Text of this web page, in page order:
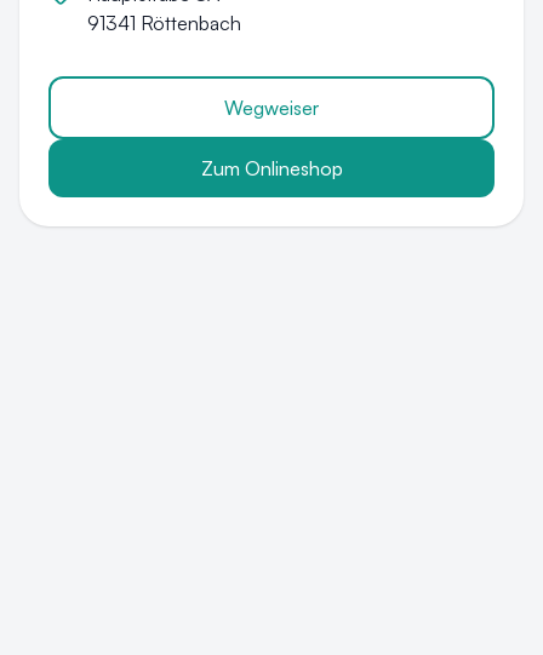
91341 Röttenbach
Wegweiser
Zum Onlineshop